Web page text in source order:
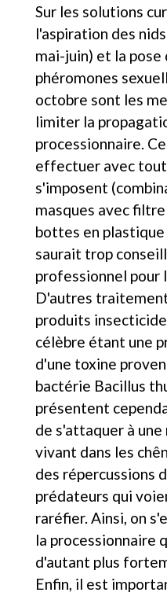
Sur les solutions
l'aspiration des
mai-juin) et la pose
phéromones
octobre sont les
limiter la
processionnaire.
effectuer avec
s'imposent
masques avec
bottes en plastique
saurait trop
professionnel pour
D'autres
produits
célèbre étant une
d'une toxine
bactérie Bacillus
présentent
de s'attaquer à
vivant dans les
des répercussions
prédateurs qui
raréfier. Ainsi, on
la processionnaire
d'autant plus
Enfin, il est